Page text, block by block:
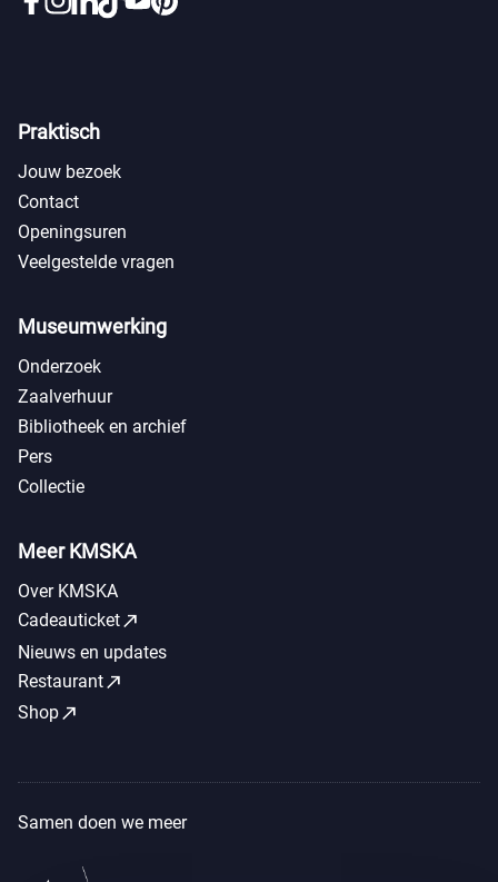
Praktisch
Jouw bezoek
Contact
Openingsuren
Veelgestelde vragen
Museumwerking
Onderzoek
Zaalverhuur
Bibliotheek en archief
Pers
Collectie
Meer KMSKA
Over KMSKA
Cadeauticketcall_made
Nieuws en updates
Restaurantcall_made
Shopcall_made
Samen doen we meer